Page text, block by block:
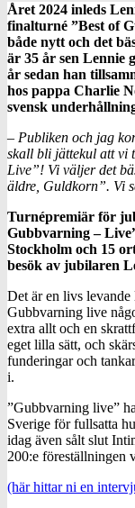
Året 2024 inleds
finalturné ”Best of
både nytt och det
är 35 år sen Lennie
år sedan han
hos pappa Charlie
svensk
– Publiken och jag
skall bli jättekul att vi
Live”! Vi väljer det
äldre, Guldkorn”. Vi
Turnépremiär för
Gubbvarning –
Stockholm och 15
besök av jubilaren
Det är en livs levande
Gubbvarning live
extra allt och en
eget lilla sätt, och
funderingar och
i.
”Gubbvarning live”
Sverige för fullsatta
idag även sålt slut
200:e föreställningen
(här hittar ni en